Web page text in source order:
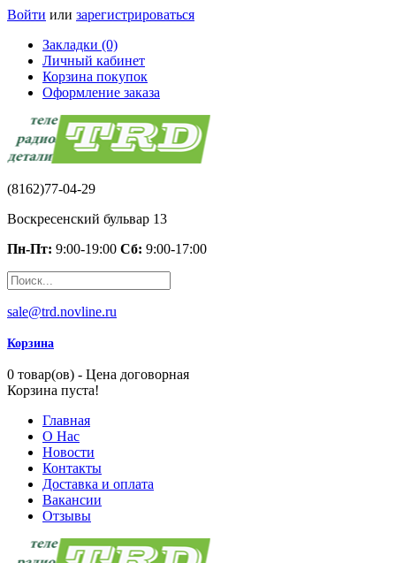
Войти или зарегистрироваться
Закладки (0)
Личный кабинет
Корзина покупок
Оформление заказа
(8162)77-04-29
Воскресенский бульвар 13
Пн-Пт: 9:00-19:00 Сб: 9:00-17:00
sale@trd.novline.ru
Корзина
0 товар(ов) - Цена договорная
Корзина пуста!
Главная
О Нас
Новости
Контакты
Доставка и оплата
Вакансии
Отзывы